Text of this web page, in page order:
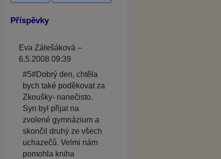
Příspěvky
Eva Zálešáková –
6.5.2008 09:39
#5#Dobrý den, chtěla
bych také poděkovat za
Zkoušky- nanečisto.
Syn byl přijat na
zvolené gymnázium a
skončil druhý ze všech
uchazečů. Velmi nám
pomohla kniha